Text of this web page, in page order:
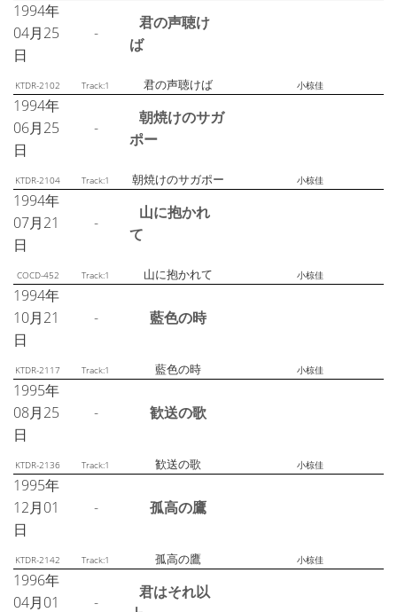
1994年
04月25
日
-
君の声聴け
ば
KTDR-2102 Track:1 君の声聴けば 小椋佳
1994年
06月25
日
-
朝焼けのサガ
ポー
KTDR-2104 Track:1 朝焼けのサガポー 小椋佳
1994年
07月21
日
-
山に抱かれ
て
COCD-452 Track:1 山に抱かれて 小椋佳
1994年
10月21
日
- 藍色の時
KTDR-2117 Track:1 藍色の時 小椋佳
1995年
08月25
日
- 歓送の歌
KTDR-2136 Track:1 歓送の歌 小椋佳
1995年
12月01
日
- 孤高の鷹
KTDR-2142 Track:1 孤高の鷹 小椋佳
1996年
04月01
-
君はそれ以